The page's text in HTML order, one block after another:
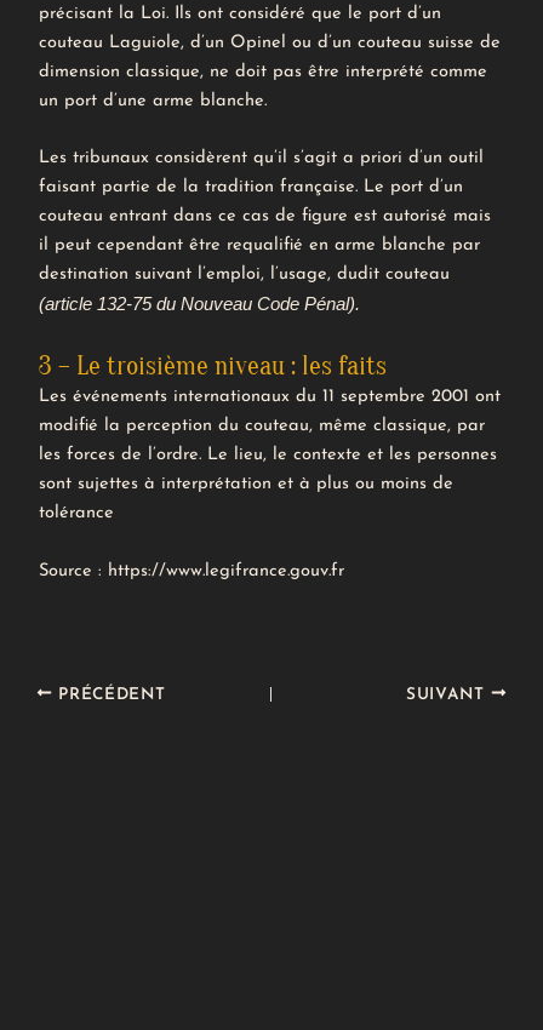
précisant la Loi. Ils ont considéré que le port d’un
couteau Laguiole, d’un Opinel ou d’un couteau suisse de
dimension classique, ne doit pas être interprété comme
un port d’une arme blanche.
Les tribunaux considèrent qu’il s’agit a priori d’un outil
faisant partie de la tradition française. Le port d’un
couteau entrant dans ce cas de figure est autorisé mais
il peut cependant être requalifié en arme blanche par
destination suivant l’emploi, l’usage, dudit couteau
(article 132-75 du Nouveau Code Pénal).
3 – Le troisième niveau : les faits
Les événements internationaux du 11 septembre 2001 ont
modifié la perception du couteau, même classique, par
les forces de l’ordre. Le lieu, le contexte et les personnes
sont sujettes à interprétation et à plus ou moins de
tolérance
Source : https://www.legifrance.gouv.fr
PRÉCÉDENT SUIVANT